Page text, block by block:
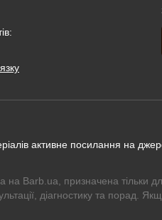
активне посилання на
на Barb.ua, призначена тільки
діагностику та порад.